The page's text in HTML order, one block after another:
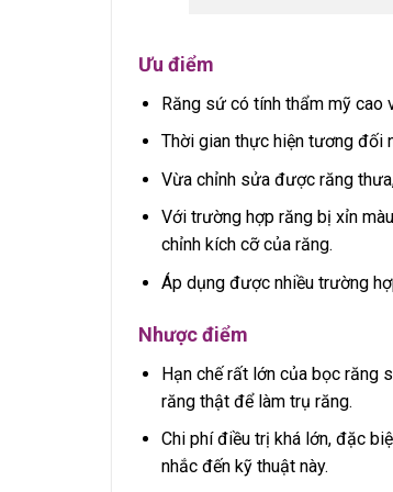
Ưu điểm
Răng sứ có tính thẩm mỹ cao
Thời gian thực hiện tương đối
Vừa chỉnh sửa được răng
Với trường hợp răng bị xỉn
chỉnh kích cỡ của răng.
Áp dụng được nhiều trường
Nhược điểm
Hạn chế rất lớn của bọc răng
răng thật để làm trụ răng.
Chi phí điều trị khá lớn, đặc
nhắc đến kỹ thuật này.